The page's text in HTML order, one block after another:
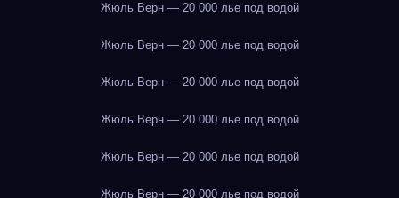
Жюль Верн — 20 000 лье под водой
Жюль Верн — 20 000 лье под водой
Жюль Верн — 20 000 лье под водой
Жюль Верн — 20 000 лье под водой
Жюль Верн — 20 000 лье под водой
Жюль Верн — 20 000 лье под водой